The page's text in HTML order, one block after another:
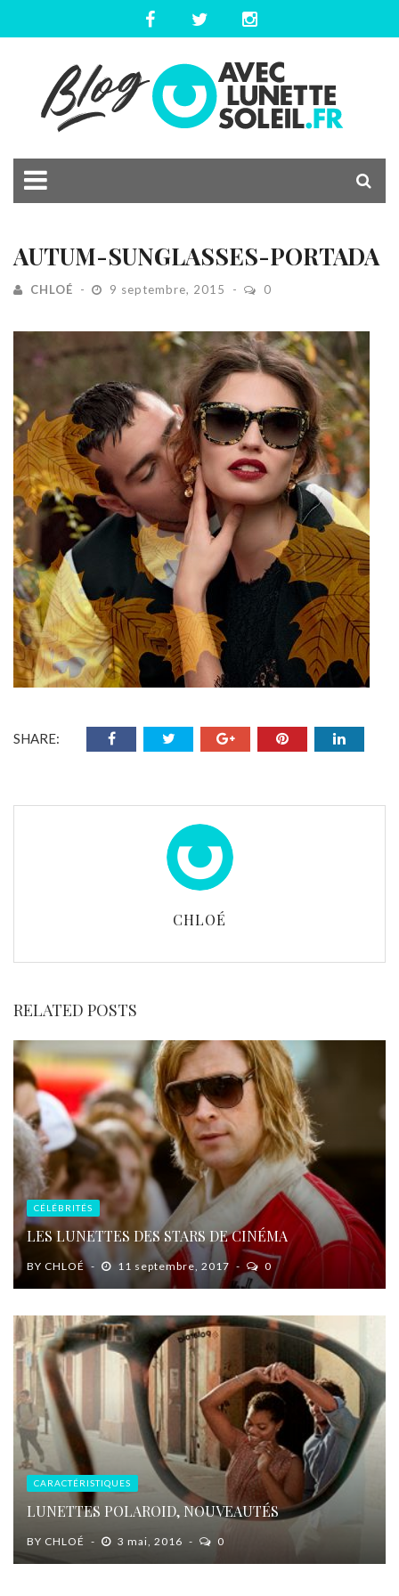
AUTUM-SUNGLASSES-PORTADA
CHLOÉ 9 septembre, 2015 0
SHARE:
CHLOÉ
RELATED POSTS
CÉLÉBRITÉS
LES LUNETTES DES STARS DE CINÉMA
BY CHLOÉ 11 septembre, 2017 0
CARACTÉRISTIQUES
LUNETTES POLAROID, NOUVEAUTÉS
BY CHLOÉ 3 mai, 2016 0